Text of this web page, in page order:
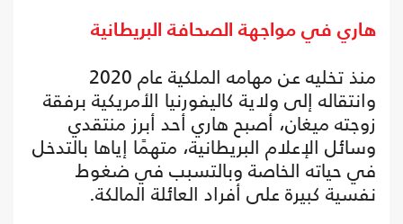
هاري في مواجهة الصحافة البريطانية
منذ تخليه عن مهامه الملكية عام 2020
وانتقاله إلى ولاية كاليفورنيا الأمريكية برفقة
زوجته ميغان، أصبح هاري أحد أبرز منتقدي
وسائل الإعلام البريطانية، متهمًا إياها بالتدخل
في حياته الخاصة وبالتسبب في ضغوط
نفسية كبيرة على أفراد العائلة المالكة.